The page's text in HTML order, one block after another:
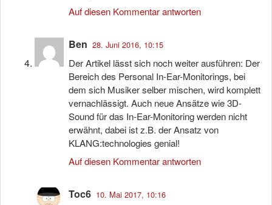
Auf diesen Kommentar antworten
Ben 28. Juni 2016, 10:15
Der Artikel lässt sich noch weiter ausführen: Der
Bereich des Personal In-Ear-Monitorings, bei
dem sich Musiker selber mischen, wird komplett
vernachlässigt. Auch neue Ansätze wie 3D-
Sound für das In-Ear-Monitoring werden nicht
erwähnt, dabei ist z.B. der Ansatz von
KLANG:technologies genial!
Auf diesen Kommentar antworten
Toc6 10. Mai 2017, 10:16